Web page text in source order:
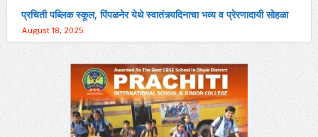
प्रचिती पब्लिक स्कूल, पिंपळनेर येथे स्वातंत्र्यदिनाचा भव्य व प्रेरणादायी सोहळा
August 18, 2025